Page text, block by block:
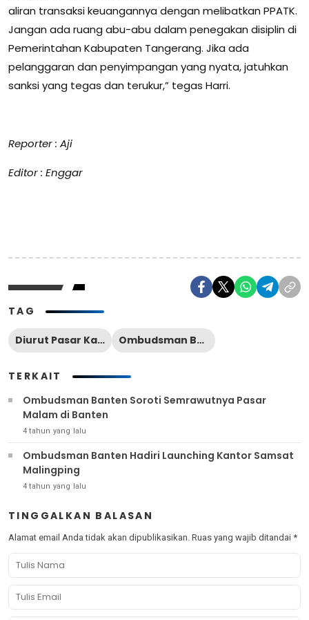
aliran transaksi keuangannya dengan melibatkan PPATK.
Jangan ada ruang abu-abu dalam penegakan disiplin di
Pemerintahan Kabupaten Tangerang. Jika ada
pelanggaran dan penyimpangan yang nyata, jatuhkan
sanksi yang tegas dan terukur,” tegas Harri.
Reporter : Aji
Editor : Enggar
TAG
Diurut Pasar Kabupaten Tangerang Ombudsman Banten
TERKAIT
Ombudsman Banten Soroti Semrawutnya Pasar
Malam di Banten
4 tahun yang lalu
Ombudsman Banten Hadiri Launching Kantor Samsat
Malingping
4 tahun yang lalu
TINGGALKAN BALASAN
Alamat email Anda tidak akan dipublikasikan. Ruas yang wajib ditandai *